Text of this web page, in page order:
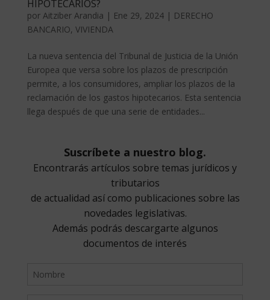
HIPOTECARIOS?
por Aitziber Arandia | Ene 29, 2024| DERECHO
BANCARIO, VIVIENDA
La nueva sentencia del Tribunal de Justicia de la Unión
Europea que versa sobre los plazos de prescripción
permite, a los consumidores, ampliar los plazos de la
reclamación de los gastos hipotecarios. Esta sentencia
llega después de que una serie de entidades...